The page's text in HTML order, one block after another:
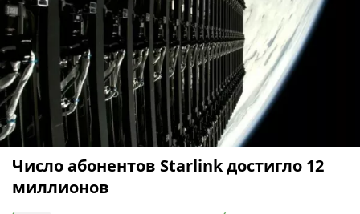
Число абонентов Starlink достигло 12
миллионов